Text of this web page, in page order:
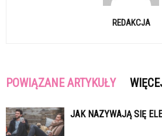
REDAKCJA
POWIĄZANE ARTYKUŁY
JAK NAZYWAJĄ SIĘ